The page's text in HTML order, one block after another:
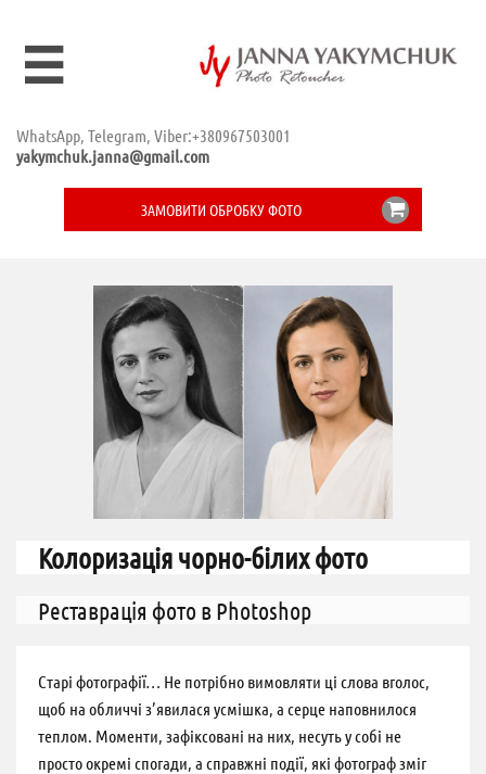

WhatsApp, Telegram, Viber:+380967503001
yakymchuk.janna@gmail.com
ЗАМОВИТИ ОБРОБКУ ФОТО 
Колоризація чорно-білих фото
Реставрація фото в Photoshop
Старі фотографії… Не потрібно вимовляти ці слова вголос,
щоб на обличчі з’явилася усмішка, а серце наповнилося
теплом. Моменти, зафіксовані на них, несуть у собі не
просто окремі спогади, а справжні події, які фотограф зміг